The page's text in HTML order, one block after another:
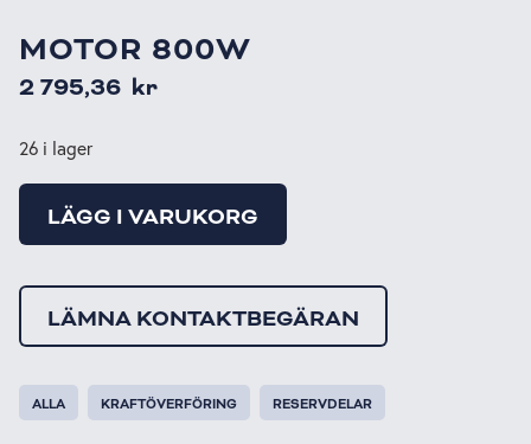
MOTOR 800W
2 795,36 kr
26 i lager
LÄGG I VARUKORG
LÄMNA KONTAKTBEGÄRAN
ALLA KRAFTÖVERFÖRING RESERVDELAR